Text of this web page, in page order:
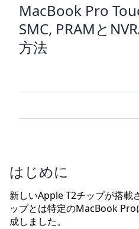
MacBook Pro
SMC, PRAMと
方法
はじめに
新しいApple T2チップが搭載
ップとは特定のMacBook
成しました。